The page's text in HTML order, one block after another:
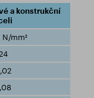
a konstrukční
mm²